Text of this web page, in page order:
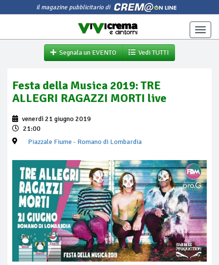
il magazine pubblicitario di
Toggle
Segnala un EVENTO
Vedi TUTTI
Festa della Musica 2019: TRE
ALLEGRI RAGAZZI MORTI live
venerdì 21 giugno 2019
21:00
Piazzale Fiume - Romano di Lombardia